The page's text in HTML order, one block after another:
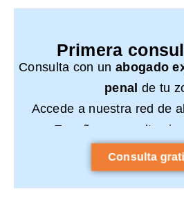
Primera
Consulta con un abogado
penal de tu
Accede a nuestra red de
España y consulta sin
Consulta